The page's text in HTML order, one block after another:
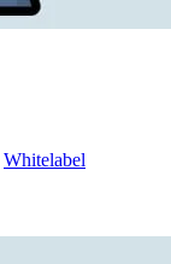
Whitelabel